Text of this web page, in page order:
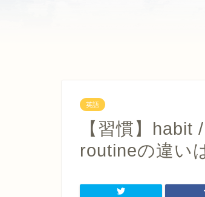
英語
【習慣】
routineの違い